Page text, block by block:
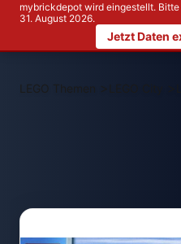
mybrickdepot wird eingestellt.
31. August 2026.
Jetzt Daten
LEGO Themen >